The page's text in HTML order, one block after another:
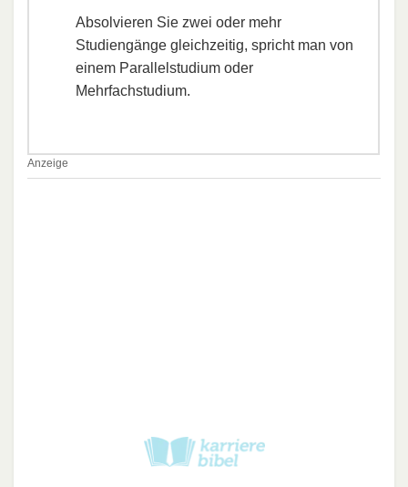
Absolvieren Sie zwei oder mehr
Studiengänge gleichzeitig, spricht man von
einem Parallelstudium oder
Mehrfachstudium.
Anzeige